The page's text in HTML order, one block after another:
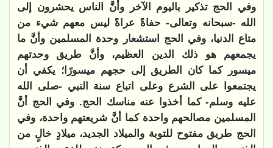
وفي الحج تذكير باليوم الآخر وأنَّ الناس يحشرون إلى
الله -سبحانه وتعالى- حفاةً عراةً ليس معهم شيء من
متاع الدنيا، وفي الحج استشعار وحدة المسلمين وأنَّ ما
يجمعهم هو ذلك الدين العظيم، وأنَّ طريق وحدتهم
ميسور كما كان الطريق إلى حجهم ميسورًا؛ يكفي أن
يجتمعوا على الشرع وعلى اتباع سنة النبي -صلى الله
عليه وسلم- كما أخذوا عنه مناسك الحج. وفي الحج أنَّ
المسلمين مصالحهم واحدة كما أنَّ شريعتهم واحدة، وفي
الحج طريق مفتوح للتوبة والميلاد الجديد، ميلادٍ خالٍ من